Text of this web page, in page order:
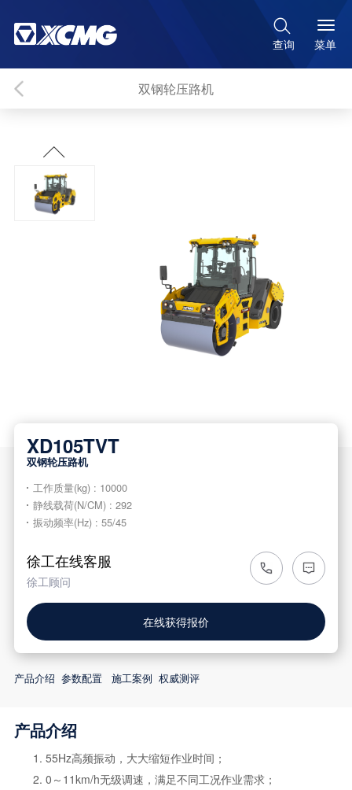

查询 菜单
双钢轮压路机


XD105TVT
双钢轮压路机
工作质量(kg) : 10000
静线载荷(N/CM) : 292
振动频率(Hz) : 55/45
徐工在线客服
徐工顾问
在线获得报价
产品介绍 参数配置 施工案例 权威测评
产品介绍
55Hz高频振动，大大缩短作业时间；
0～11km/h无级调速，满足不同工况作业需求；